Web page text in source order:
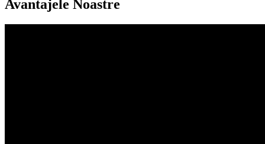
Avantajele Noastre